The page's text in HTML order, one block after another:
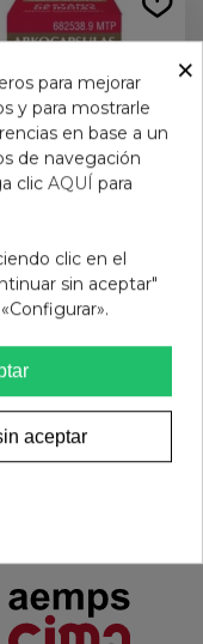
DE INDIAS
275 mg
48 CAPSULAS
9,20 €
×
para mejorar
y para mostrarle
en base a un
de navegación
clic AQUÍ para
clic en el
sin aceptar"
aceptar